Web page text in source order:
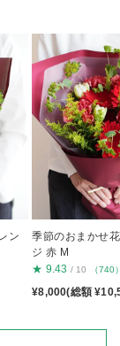
ン
季節のおまかせ
ジ 赤 M
★ 9.43 / 10 （740
¥8,000(総額